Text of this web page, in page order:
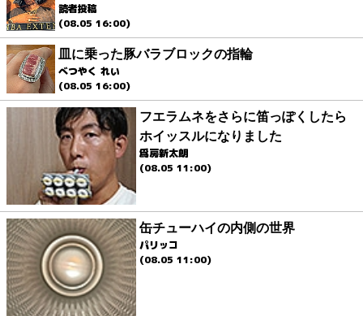
読者投稿
(08.05 16:00)
皿に乗った豚バラブロックの指輪
べつやく れい
(08.05 16:00)
フエラムネをさらに笛っぽくしたら
ホイッスルになりました
爲房新太朗
(08.05 11:00)
缶チューハイの内側の世界
パリッコ
(08.05 11:00)